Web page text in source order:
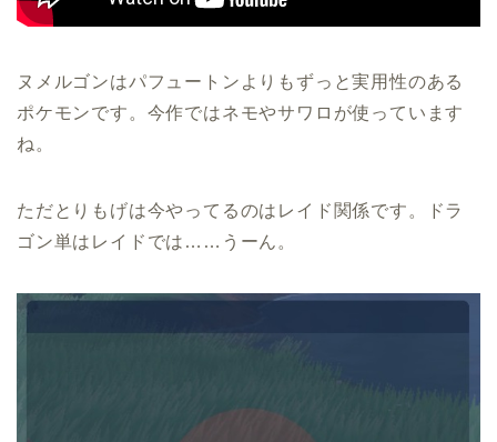
ヌメルゴンはパフュートンよりもずっと実用性のある
ポケモンです。今作ではネモやサワロが使っています
ね。
ただとりもげは今やってるのはレイド関係です。ドラ
ゴン単はレイドでは……うーん。